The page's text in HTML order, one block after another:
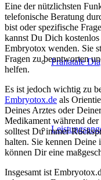
Pränatale
Eine der nützlichsten
telefonische Beratung
bist oder spezifische
kannst Du Dich
Embryotox wenden. Sie
Fragen zu beantworten
helfen.
Es ist jedoch wichtig zu
Embryotox.de als
Deines Arztes oder
Medikament während der
solltest Du immer
halten. Sie kennen Deine
können Dir eine
Insgesamt ist